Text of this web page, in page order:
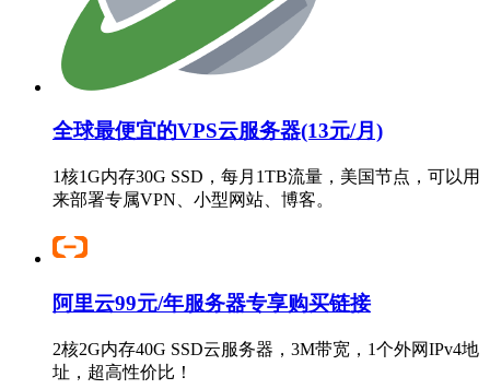
全球最便宜的VPS云服务器(13元/月)
1核1G内存30G SSD，每月1TB流量，美国节点，可以用
来部署专属VPN、小型网站、博客。
阿里云99元/年服务器专享购买链接
2核2G内存40G SSD云服务器，3M带宽，1个外网IPv4地
址，超高性价比！